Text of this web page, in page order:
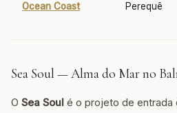
Ocean Coast Perequê
Sea Soul — Alma do Mar no
O Sea Soul é o projeto de entrada